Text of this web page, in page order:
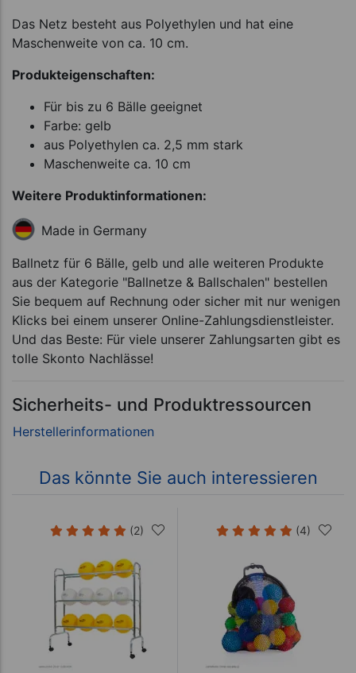
Das Netz besteht aus Polyethylen und hat eine
Maschenweite von ca. 10 cm.
Produkteigenschaften:
Für bis zu 6 Bälle geeignet
Farbe: gelb
aus Polyethylen ca. 2,5 mm stark
Maschenweite ca. 10 cm
Weitere Produktinformationen:
Made in Germany
Ballnetz für 6 Bälle, gelb und alle weiteren Produkte
aus der Kategorie "Ballnetze & Ballschalen" bestellen
Sie bequem auf Rechnung oder sicher mit nur wenigen
Klicks bei einem unserer Online-Zahlungsdienstleister.
Und das Beste: Für viele unserer Zahlungsarten gibt es
tolle Skonto Nachlässe!
Sicherheits- und Produktressourcen
Das könnte Sie auch interessieren
(2) (4)